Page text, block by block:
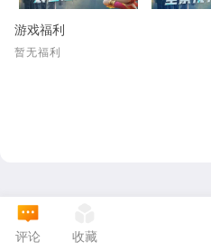
游戏福利
暂无福利
评论 收藏